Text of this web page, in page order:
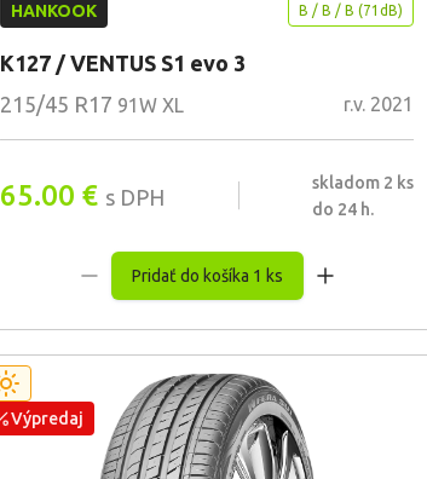
HANKOOK B / B / B (71dB)
K127 / VENTUS S1 evo 3
215/45 R17 91W XL r.v. 2021
65.00 € s DPH
skladom 2 ks
do 24 h.
Pridať do košíka 1 ks
Výpredaj